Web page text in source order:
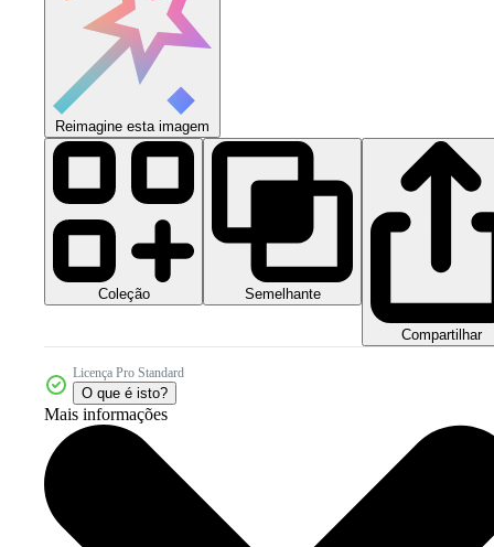
Reimagine esta imagem
Coleção Semelhante
Compartilhar
Licença Pro Standard
O que é isto?
Mais informações